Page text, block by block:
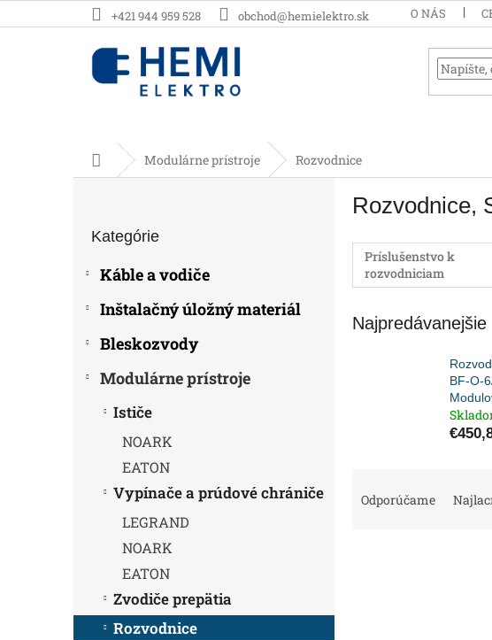
na
+421 944 959 528 obchod@hemielektro.sk O NÁS
DomovModulárne prístroje Rozvodnice
kategórie
Kategórie
Káble a vodiče
Inštalačný úložný materiál
Bleskozvody
Modulárne prístroje
Ističe
NOARK
EATON
Vypínače a prúdové chrániče
LEGRAND
NOARK
EATON
Zvodiče prepätia
Rozvodnice
Rozvodnice,
Príslušenstvo k
rozvodniciam
Najpredávanejšie
BF-O-
Odporúčame